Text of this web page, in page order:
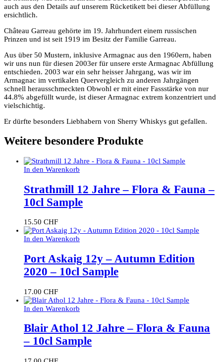
auch aus den Details auf unserem Rücketikett bei dieser Abfüllung
ersichtlich.
Château Garreau gehörte im 19. Jahrhundert einem russischen
Prinzen und ist seit 1919 im Besitz der Familie Garreau.
Aus über 50 Mustern, inklusive Armagnac aus den 1960ern, haben
wir uns nun für diesen 2003er für unsere erste Armagnac Abfüllung
entschieden. 2003 war ein sehr heisser Jahrgang, was wir im
Armagnac im vertikalen Quervergleich zu anderen Jahrgängen
schnell herausschmeckten Obwohl er mit einer Fassstärke von nur
44.8% abgefüllt wurde, ist dieser Armagnac extrem konzentriert und
vielschichtig.
Er dürfte besonders Liebhabern von Sherry Whiskys gut gefallen.
Weitere besondere Produkte
In den Warenkorb
Strathmill 12 Jahre – Flora & Fauna –
10cl Sample
15.50 CHF
In den Warenkorb
Port Askaig 12y – Autumn Edition
2020 – 10cl Sample
17.00 CHF
In den Warenkorb
Blair Athol 12 Jahre – Flora & Fauna
– 10cl Sample